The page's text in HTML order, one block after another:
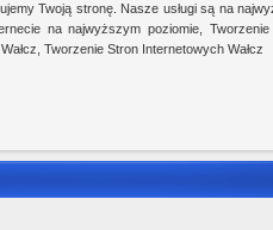
Twoją stronę. Nasze usługi są na
na najwyższym poziomie, Tworzenie
Tworzenie Stron Internetowych Wałcz